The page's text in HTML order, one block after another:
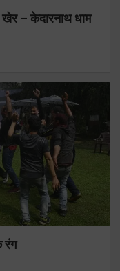
खेर – केदारनाथ धाम
रंग